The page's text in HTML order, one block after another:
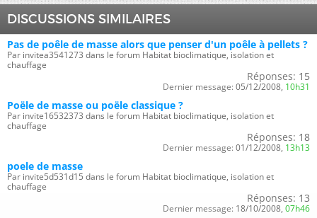
DISCUSSIONS SIMILAIRES
Pas de poêle de masse alors que penser d'un poêle à pellets ?
Par invitea3541273 dans le forum Habitat bioclimatique, isolation et
chauffage
Réponses: 15
Dernier message: 05/12/2008, 10h31
Poële de masse ou poële classique ?
Par invite16532373 dans le forum Habitat bioclimatique, isolation et
chauffage
Réponses: 18
Dernier message: 01/12/2008, 13h13
poele de masse
Par invite5d531d15 dans le forum Habitat bioclimatique, isolation et
chauffage
Réponses: 13
Dernier message: 18/10/2008, 07h46